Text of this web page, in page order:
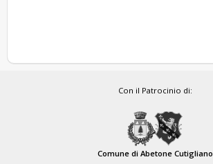
Con il Patrocinio di:
Comune di Abetone Cutigliano